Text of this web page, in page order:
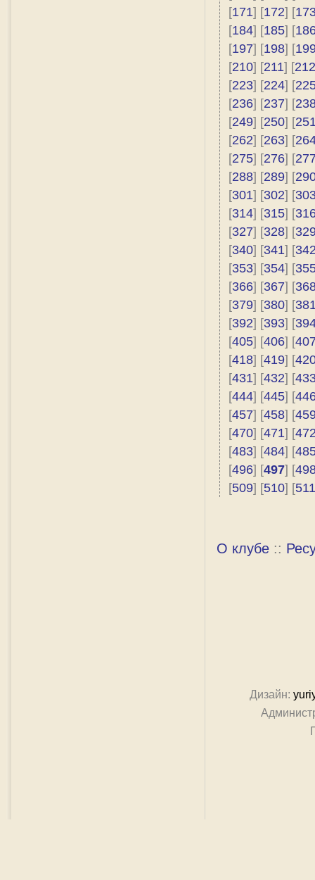
[171] [172] [
[184] [185] [
[197] [198] [
[210] [211] [212
[223] [224] [
[236] [237] [
[249] [250] [
[262] [263] [
[275] [276] [
[288] [289] [
[301] [302] [
[314] [315] [
[327] [328] [
[340] [341] [
[353] [354] [
[366] [367] [
[379] [380] [
[392] [393] [
[405] [406] [
[418] [419] [
[431] [432] [
[444] [445] [
[457] [458] [
[470] [471] [
[483] [484] [
[496] [497] [
[509] [510] [511
О клубе ::
Дизайн: